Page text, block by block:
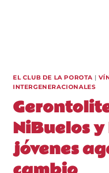
EL CLUB DE LA POROTA |
INTERGENERACIONALES
NiBuelos
jóvenes